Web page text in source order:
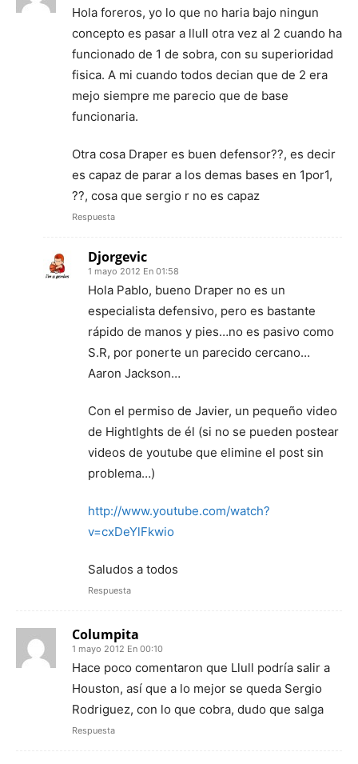
Hola foreros, yo lo que no haria bajo ningun
concepto es pasar a llull otra vez al 2 cuando ha
funcionado de 1 de sobra, con su superioridad
fisica. A mi cuando todos decian que de 2 era
mejo siempre me parecio que de base
funcionaria.
Otra cosa Draper es buen defensor??, es decir
es capaz de parar a los demas bases en 1por1,
??, cosa que sergio r no es capaz
Respuesta
Djorgevic
1 mayo 2012 En 01:58
Hola Pablo, bueno Draper no es un
especialista defensivo, pero es bastante
rápido de manos y pies…no es pasivo como
S.R, por ponerte un parecido cercano…
Aaron Jackson…
Con el permiso de Javier, un pequeño video
de Hightlghts de él (si no se pueden postear
videos de youtube que elimine el post sin
problema…)
http://www.youtube.com/watch?
v=cxDeYlFkwio
Saludos a todos
Respuesta
Columpita
1 mayo 2012 En 00:10
Hace poco comentaron que Llull podría salir a
Houston, así que a lo mejor se queda Sergio
Rodriguez, con lo que cobra, dudo que salga
Respuesta